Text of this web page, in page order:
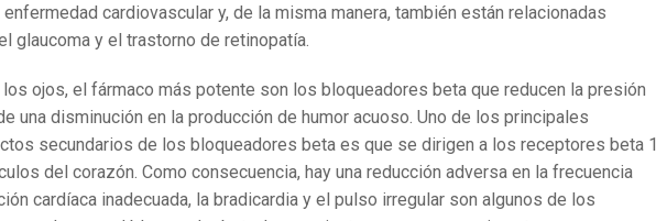
cardiovascular y, de la misma manera, también están relacionadas
glaucoma y el trastorno de retinopatía.
ojos, el fármaco más potente son los bloqueadores beta que reducen la presión
una disminución en la producción de humor acuoso. Uno de los principales
secundarios de los bloqueadores beta es que se dirigen a los receptores beta 1
del corazón. Como consecuencia, hay una reducción adversa en la frecuencia
cardíaca inadecuada, la bradicardia y el pulso irregular son algunos de los